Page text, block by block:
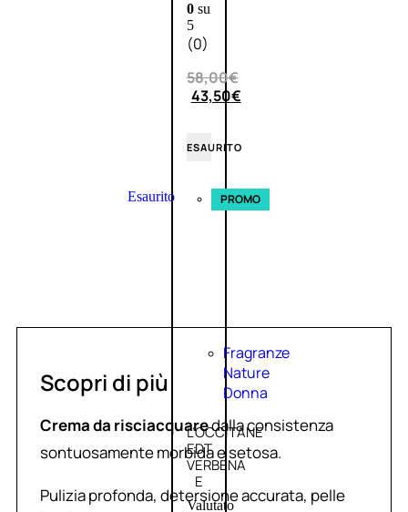
0su
5
(0)
58,00€
43,50€
ESAURITO
Esaurito PROMO
Fragranze
Nature
Donna
L’OCCITANE
EDT
VERBENA
E
Valutato
Scopri di più
Crema da risciacquaredalla consistenza
sontuosamente morbida e setosa.
Pulizia profonda, detersione accurata, pelle